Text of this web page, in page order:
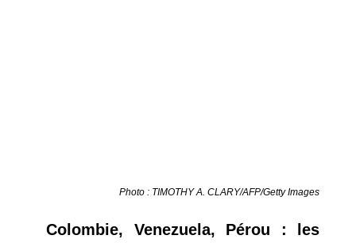
Photo : TIMOTHY A. CLARY/AFP/Getty Images
Colombie, Venezuela, Pérou : les